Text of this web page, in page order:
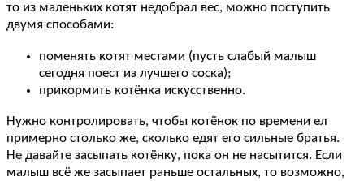
то из маленьких котят недобрал вес, можно поступить
двумя способами:
поменять котят местами (пусть слабый малыш
сегодня поест из лучшего соска);
прикормить котёнка искусственно.
Нужно контролировать, чтобы котёнок по времени ел
примерно столько же, сколько едят его сильные братья.
Не давайте засыпать котёнку, пока он не насытится. Если
малыш всё же засыпает раньше остальных, то возможно,